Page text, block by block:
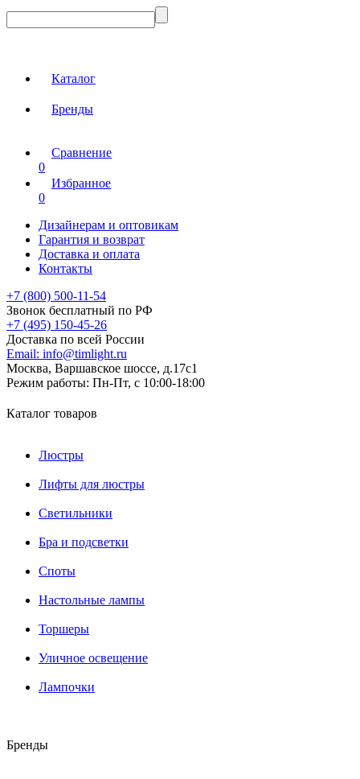
Каталог
Бренды
Сравнение
0
Избранное
0
Дизайнерам и оптовикам
Гарантия и возврат
Доставка и оплата
Контакты
+7 (800) 500-11-54
Звонок бесплатный по РФ
+7 (495) 150-45-26
Доставка по всей России
Email: info@timlight.ru
Москва, Варшавское шоссе, д.17c1
Режим работы: Пн-Пт, с 10:00-18:00
Каталог товаров
Люстры
Лифты для люстры
Светильники
Бра и подсветки
Споты
Настольные лампы
Торшеры
Уличное освещение
Лампочки
Бренды